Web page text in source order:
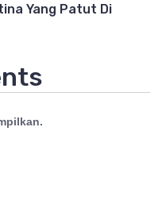
Yang Patut Di